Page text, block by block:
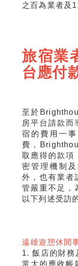
之百為業者及
旅宿業
台應付
至於
房平台請款而
宿的費用一
費，
取應得的款項
密管理機制
外，也有業者
管嚴重不足，
以下列述受訪
遠雄遊憩休閒
1. 飯店的財務
常大的應收帳